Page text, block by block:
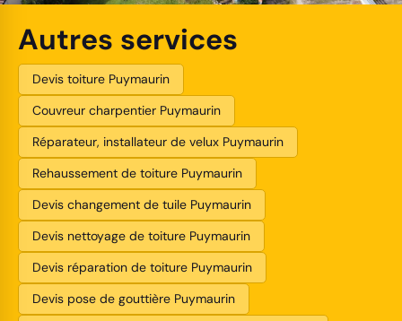
Autres services
Devis toiture Puymaurin
Couvreur charpentier Puymaurin
Réparateur, installateur de velux Puymaurin
Rehaussement de toiture Puymaurin
Devis changement de tuile Puymaurin
Devis nettoyage de toiture Puymaurin
Devis réparation de toiture Puymaurin
Devis pose de gouttière Puymaurin